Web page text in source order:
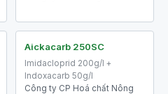
Aickacarb 250SC
Imidacloprid 200g/l +
Indoxacarb 50g/l
Công ty CP Hoá chất Nông